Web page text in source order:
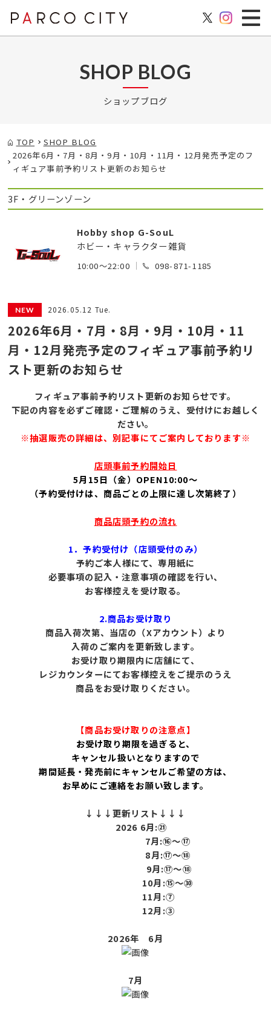
SHOP BLOG
ショップブログ
TOP
SHOP BLOG
2026年6月・7月・8月・9月・10月・11月・12月発売予定のフ
ィギュア事前予約リスト更新のお知らせ
3F・グリーンゾーン
Hobby shop G-SouL
ホビー・キャラクター雑貨
10:00～22:00 098-871-1185
2026.05.12 Tue.
2026年6月・7月・8月・9月・10月・11
月・12月発売予定のフィギュア事前予約リ
スト更新のお知らせ
フィギュア事前予約リスト更新のお知らせです。
下記の内容を必ずご確認・ご理解のうえ、受付けにお越しく
ださい。
※抽選販売の詳細は、別記事にてご案内しております※
店頭事前予約開始日
5月15日（金）OPEN10:00～
（予約受付けは、商品ごとの上限に達し次第終了）
商品店頭予約の流れ
1．予約受付け（店頭受付のみ）
予約ご本人様にて、専用紙に
必要事項の記入・注意事項の確認を行い、
お客様控えを受け取る。
2.商品お受け取り
商品入荷次第、当店の（Xアカウント）より
入荷のご案内を更新致します。
お受け取り期限内に店舗にて、
レジカウンターにてお客様控えをご提示のうえ
商品をお受け取りください。
【商品お受け取りの注意点】
お受け取り期限を過ぎると、
キャンセル扱いとなりますので
期間延長・発売前にキャンセルご希望の方は、
お早めにご連絡をお願い致します。
↓↓↓更新リスト↓↓↓
2026 6月:㉑
7月:⑯～⑰
8月:⑰～⑱
9月:⑰～⑱
10月:⑮～㉚
11月:⑦
12月:③
2026年 6月
7月